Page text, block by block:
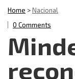
Home >Nacional
0 Comments